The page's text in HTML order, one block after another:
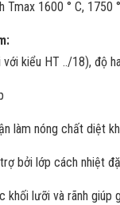
1600 ° C, 1750
kiểu HT ../18),
làm nóng chất diệt
bởi lớp cách nhiệt
lưỡi và rãnh giúp